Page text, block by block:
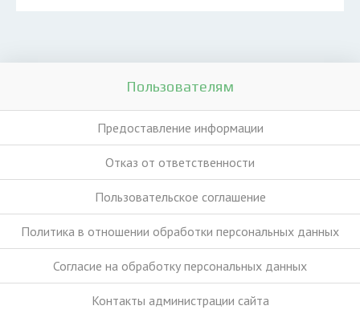
Пользователям
Предоставление информации
Отказ от ответственности
Пользовательское соглашение
Политика в отношении обработки персональных данных
Согласие на обработку персональных данных
Контакты администрации сайта